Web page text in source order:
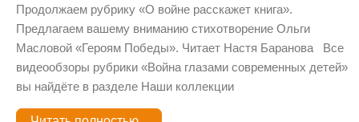
Продолжаем рубрику «О войне расскажет книга».
Предлагаем вашему вниманию стихотворение Ольги
Масловой «Героям Победы». Читает Настя Баранова Все
видеообзоры рубрики «Война глазами современных детей»
вы найдёте в разделе Наши коллекции